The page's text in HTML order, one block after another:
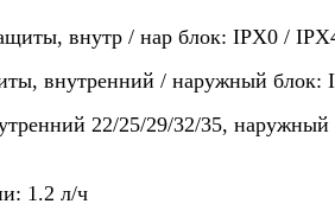
внутр / нар блок: IPX0 /
внутренний / наружный блок:
22/25/29/32/35, наружный
1.2 л/ч